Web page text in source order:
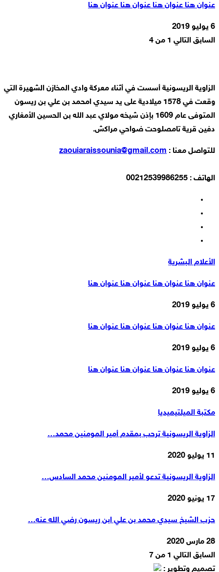
عنوان هنا عنوان هنا عنوان هنا عنوان هنا
6 يوليو 2019
السابق التالي 1 من 4
الزاوية الريسونية أسست في أثناء معركة وادي المخازن الشهيرة التي
وقعت في 1578 ميلادية على يد سيدي امحمد بن علي بن ريسون
المتوفى عام 1609 بإذن شيخه مولاي عبد الله بن الحسين الأمغاري
دفين قرية تامصلوحت ضواحي مراكش.
للتواصل معنا : zaouiaraissounia@gmail.com
الهاتف : 00212539986255
الأعلام البشرية
عنوان هنا عنوان هنا عنوان هنا عنوان هنا
6 يوليو 2019
عنوان هنا عنوان هنا عنوان هنا عنوان هنا
6 يوليو 2019
عنوان هنا عنوان هنا عنوان هنا عنوان هنا
6 يوليو 2019
مكتبة الميلتيميديا
الزاوية الريسونية ترحب بمقدم أمير المومنين محمد…
11 يوليو 2020
الزاوية الريسونية تدعو لأمير المومنين محمد السادس…
17 يونيو 2020
حزب الشيخ سيدي محمد بن علي ابن ريسون رضي الله عنه…
28 مارس 2020
السابق التالي 1 من 7
تصميم وتطوير :